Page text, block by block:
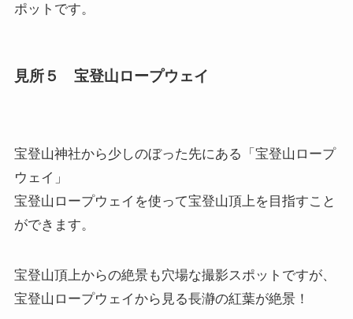
ポットです。
見所５ 宝登山ロープウェイ
宝登山神社から少しのぼった先にある「宝登山ロープ
ウェイ」
宝登山ロープウェイを使って宝登山頂上を目指すこと
ができます。
宝登山頂上からの絶景も穴場な撮影スポットですが、
宝登山ロープウェイから見る長瀞の紅葉が絶景！